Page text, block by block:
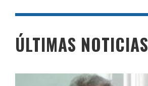
ÚLTIMAS NOTICIAS